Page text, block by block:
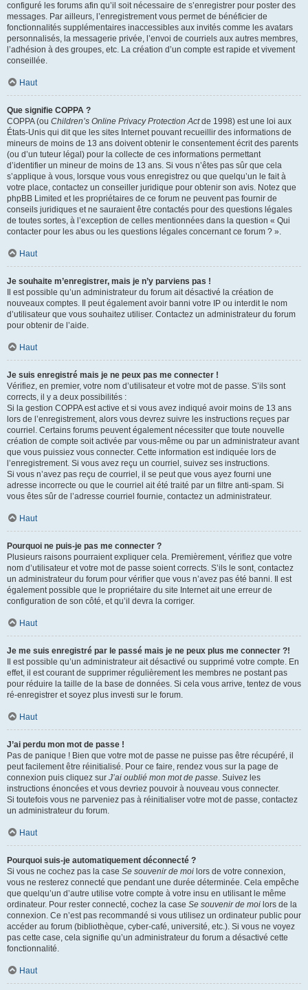
configuré les forums afin qu’il soit nécessaire de s’enregistrer pour poster des
messages. Par ailleurs, l’enregistrement vous permet de bénéficier de
fonctionnalités supplémentaires inaccessibles aux invités comme les avatars
personnalisés, la messagerie privée, l’envoi de courriels aux autres membres,
l’adhésion à des groupes, etc. La création d’un compte est rapide et vivement
conseillée.
Haut
Que signifie COPPA ?
COPPA (ou Children’s Online Privacy Protection Actde 1998) est une loi aux
États-Unis qui dit que les sites Internet pouvant recueillir des informations de
mineurs de moins de 13 ans doivent obtenir le consentement écrit des parents
(ou d’un tuteur légal) pour la collecte de ces informations permettant
d’identifier un mineur de moins de 13 ans. Si vous n’êtes pas sûr que cela
s’applique à vous, lorsque vous vous enregistrez ou que quelqu’un le fait à
votre place, contactez un conseiller juridique pour obtenir son avis. Notez que
phpBB Limited et les propriétaires de ce forum ne peuvent pas fournir de
conseils juridiques et ne sauraient être contactés pour des questions légales
de toutes sortes, à l’exception de celles mentionnées dans la question « Qui
contacter pour les abus ou les questions légales concernant ce forum ? ».
Haut
Je souhaite m’enregistrer, mais je n’y parviens pas !
Il est possible qu’un administrateur du forum ait désactivé la création de
nouveaux comptes. Il peut également avoir banni votre IP ou interdit le nom
d’utilisateur que vous souhaitez utiliser. Contactez un administrateur du forum
pour obtenir de l’aide.
Haut
Je suis enregistré mais je ne peux pas me connecter !
Vérifiez, en premier, votre nom d’utilisateur et votre mot de passe. S’ils sont
corrects, il y a deux possibilités :
Si la gestion COPPA est active et si vous avez indiqué avoir moins de 13 ans
lors de l’enregistrement, alors vous devrez suivre les instructions reçues par
courriel. Certains forums peuvent également nécessiter que toute nouvelle
création de compte soit activée par vous-même ou par un administrateur avant
que vous puissiez vous connecter. Cette information est indiquée lors de
l’enregistrement. Si vous avez reçu un courriel, suivez ses instructions.
Si vous n’avez pas reçu de courriel, il se peut que vous ayez fourni une
adresse incorrecte ou que le courriel ait été traité par un filtre anti-spam. Si
vous êtes sûr de l’adresse courriel fournie, contactez un administrateur.
Haut
Pourquoi ne puis-je pas me connecter ?
Plusieurs raisons pourraient expliquer cela. Premièrement, vérifiez que votre
nom d’utilisateur et votre mot de passe soient corrects. S’ils le sont, contactez
un administrateur du forum pour vérifier que vous n’avez pas été banni. Il est
également possible que le propriétaire du site Internet ait une erreur de
configuration de son côté, et qu’il devra la corriger.
Haut
Je me suis enregistré par le passé mais je ne peux plus me connecter ?!
Il est possible qu’un administrateur ait désactivé ou supprimé votre compte. En
effet, il est courant de supprimer régulièrement les membres ne postant pas
pour réduire la taille de la base de données. Si cela vous arrive, tentez de vous
ré-enregistrer et soyez plus investi sur le forum.
Haut
J’ai perdu mon mot de passe !
Pas de panique ! Bien que votre mot de passe ne puisse pas être récupéré, il
peut facilement être réinitialisé. Pour ce faire, rendez vous sur la page de
connexion puis cliquez sur J’ai oublié mon mot de passe. Suivez les
instructions énoncées et vous devriez pouvoir à nouveau vous connecter.
Si toutefois vous ne parveniez pas à réinitialiser votre mot de passe, contactez
un administrateur du forum.
Haut
Pourquoi suis-je automatiquement déconnecté ?
Si vous ne cochez pas la case Se souvenir de moi lors de votre connexion,
vous ne resterez connecté que pendant une durée déterminée. Cela empêche
que quelqu’un d’autre utilise votre compte à votre insu en utilisant le même
ordinateur. Pour rester connecté, cochez la case Se souvenir de moi lors de la
connexion. Ce n’est pas recommandé si vous utilisez un ordinateur public pour
accéder au forum (bibliothèque, cyber-café, université, etc.). Si vous ne voyez
pas cette case, cela signifie qu’un administrateur du forum a désactivé cette
fonctionnalité.
Haut